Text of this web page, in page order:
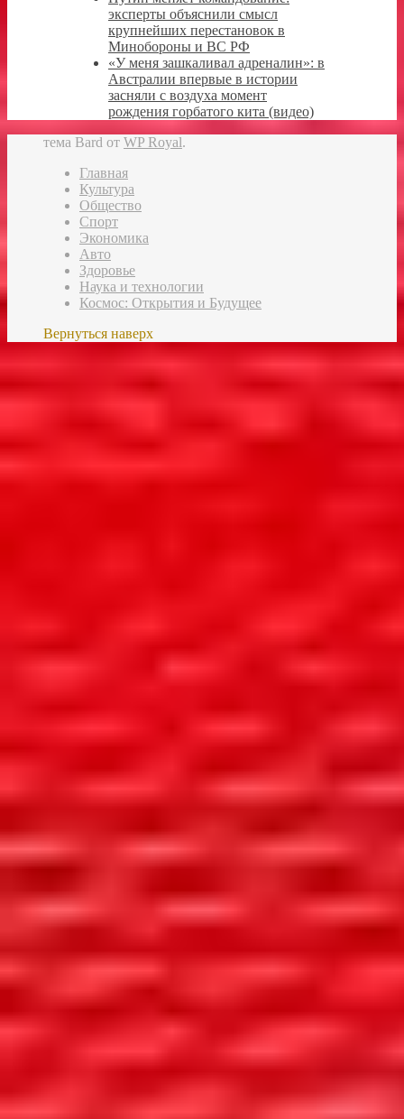
эксперты объяснили смысл
крупнейших перестановок в
Минобороны и ВС РФ
«У меня зашкаливал адреналин»: в
Австралии впервые в истории
засняли с воздуха момент
рождения горбатого кита (видео)
тема Bard от WP Royal.
Главная
Культура
Общество
Спорт
Экономика
Авто
Здоровье
Наука и технологии
Космос: Открытия и Будущее
Вернуться наверх